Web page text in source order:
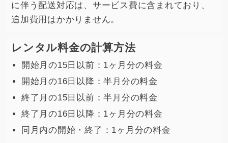
に伴う配送対応は、サービス費に含まれており、
追加費用はかかりません。
レンタル料金の計算方法
開始月の15日以前：1ヶ月分の料金
開始月の16日以降：半月分の料金
終了月の15日以前：半月分の料金
終了月の16日以降：1ヶ月分の料金
同月内の開始・終了：1ヶ月分の料金